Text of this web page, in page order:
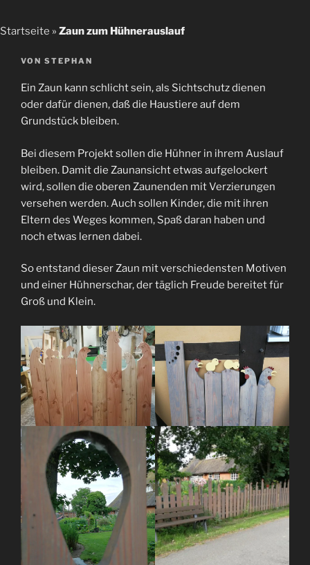
Startseite » Zaun zum Hühnerauslauf
VERÖFFENTLICHT
VON STEPHAN
Ein Zaun kann schlicht sein, als Sichtschutz dienen
oder dafür dienen, daß die Haustiere auf dem
Grundstück bleiben.
Bei diesem Projekt sollen die Hühner in ihrem Auslauf
bleiben. Damit die Zaunansicht etwas aufgelockert
wird, sollen die oberen Zaunenden mit Verzierungen
versehen werden. Auch sollen Kinder, die mit ihren
Eltern des Weges kommen, Spaß daran haben und
noch etwas lernen dabei.
So entstand dieser Zaun mit verschiedensten Motiven
und einer Hühnerschar, der täglich Freude bereitet für
Groß und Klein.